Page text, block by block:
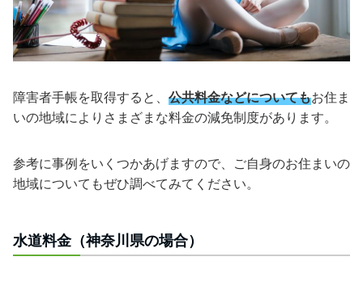
障害者手帳を取得すると、 公共料金などについてもお住ま
いの地域によりさまざまな料金の減免制度があります。
参考に事例をいくつかあげますので、ご自身のお住まいの
地域についてもぜひ調べてみてください。
水道料金（神奈川県の場合）